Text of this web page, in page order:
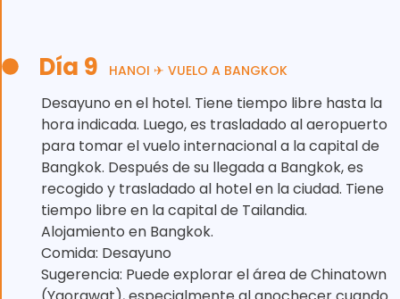
Día 9 HANOI ✈ VUELO A BANGKOK
Desayuno en el hotel. Tiene tiempo libre hasta la
hora indicada. Luego, es trasladado al aeropuerto
para tomar el vuelo internacional a la capital de
Bangkok. Después de su llegada a Bangkok, es
recogido y trasladado al hotel en la ciudad. Tiene
tiempo libre en la capital de Tailandia.
Alojamiento en Bangkok.
Comida: Desayuno
Sugerencia: Puede explorar el área de Chinatown